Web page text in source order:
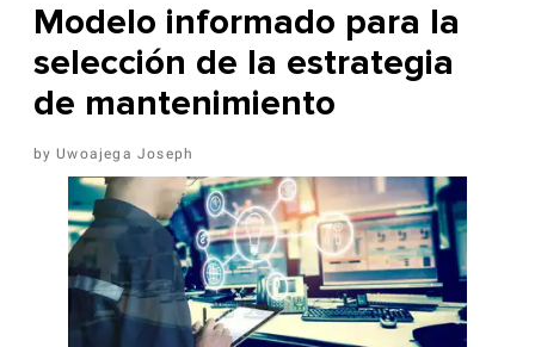
Modelo informado para la
selección de la estrategia
de mantenimiento
Uwoajega Joseph